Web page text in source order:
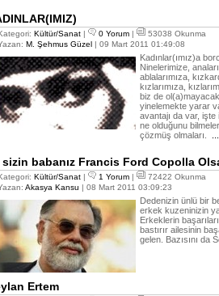
Kültür/Sanat | 0 Yorum |
53038 Okunma
M. Şehmus Güzel | 09 Mart 2011 01:49:08
Kadınlar(ımız)a
Ninelerimize,
ablalarımıza,
kızlarımıza,
biz de
yinelemekte yarar
avantajı da var, işte
ne olduğunu
çözmüş olmaları.
sizin babanız Francis Ford Copolla
Kültür/Sanat | 1 Yorum |
72422 Okunma
Akasya Kansu | 08 Mart 2011 03:09:23
Dedenizin ünlü bir
erkek kuzeninizin
Erkeklerin
bastırır ailesinin
gelen. Bazısını da
Ertem